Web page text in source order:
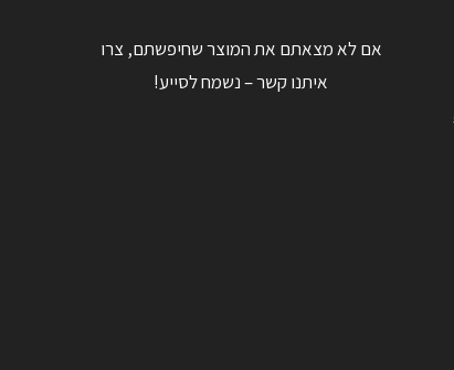
אם לא מצאתם את המוצר שחיפשתם, צרו
איתנו קשר – נשמח לסייע!